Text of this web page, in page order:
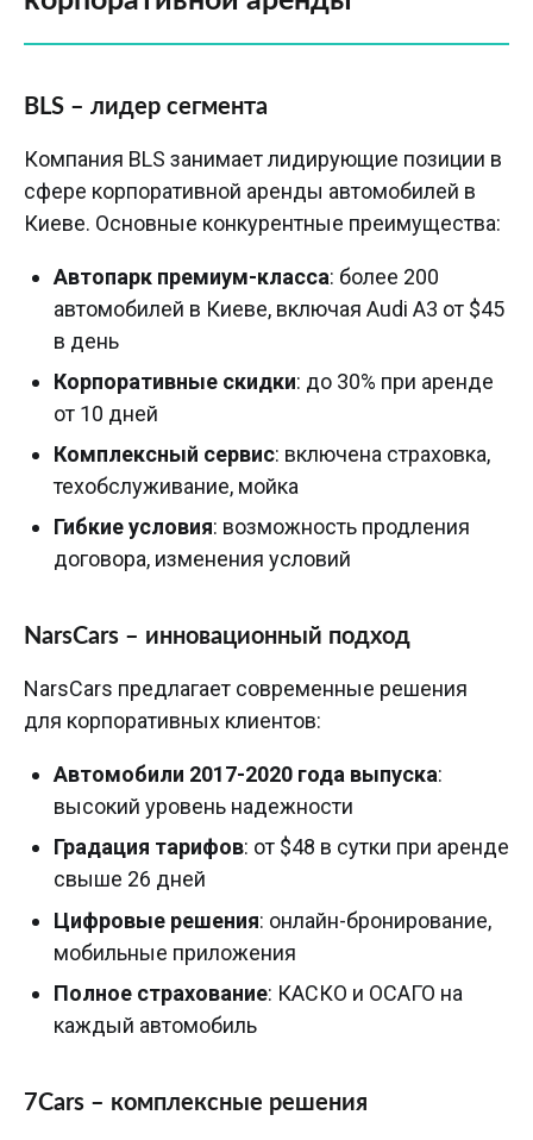
BLS – лидер сегмента
Компания BLS занимает лидирующие позиции в
сфере корпоративной аренды автомобилей в
Киеве. Основные конкурентные преимущества:
Автопарк премиум-класса: более 200
автомобилей в Киеве, включая Audi A3 от $45
в день
Корпоративные скидки: до 30% при аренде
от 10 дней
Комплексный сервис: включена страховка,
техобслуживание, мойка
Гибкие условия: возможность продления
договора, изменения условий
NarsCars – инновационный подход
NarsCars предлагает современные решения
для корпоративных клиентов:
Автомобили 2017-2020 года выпуска:
высокий уровень надежности
Градация тарифов: от $48 в сутки при аренде
свыше 26 дней
Цифровые решения: онлайн-бронирование,
мобильные приложения
Полное страхование: КАСКО и ОСАГО на
каждый автомобиль
7Cars – комплексные решения